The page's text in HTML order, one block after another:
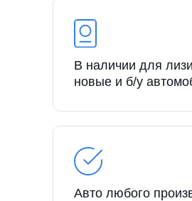
В наличии для
новые и б/у
Авто любого